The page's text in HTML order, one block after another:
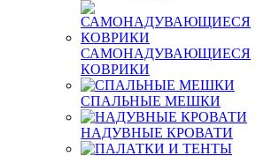
САМОНАДУВАЮЩИЕСЯ
КОВРИКИ
СПАЛЬНЫЕ МЕШКИ
НАДУВНЫЕ КРОВАТИ